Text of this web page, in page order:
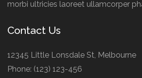
morbi ultricies laoreet ullamcorper
Contact Us
12345 Little Lonsdale St, Melbourne
Phone: (123) 123-456